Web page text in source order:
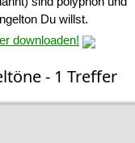
Du willst.
downloaden!
- 1 Treffer